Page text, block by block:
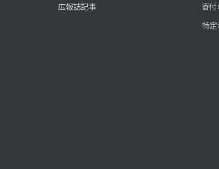
広報誌記事
寄
特